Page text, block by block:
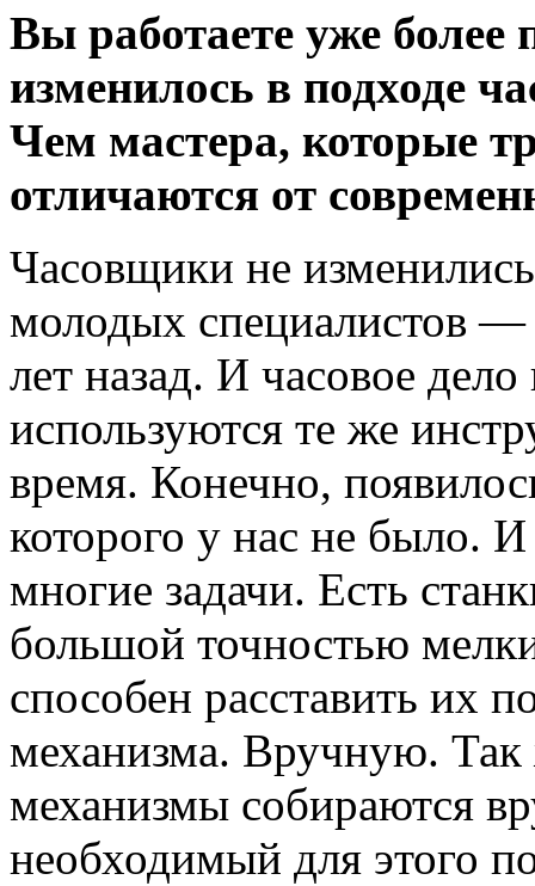
Вы работаете уже более
изменилось в подходе
Чем мастера, которые
отличаются от
Часовщики не
молодых специалистов —
лет назад. И часовое
используются те же
время. Конечно,
которого у нас не было.
многие задачи. Есть
большой точностью
способен расставить их
механизма. Вручную. Так
механизмы собираются
необходимый для этого